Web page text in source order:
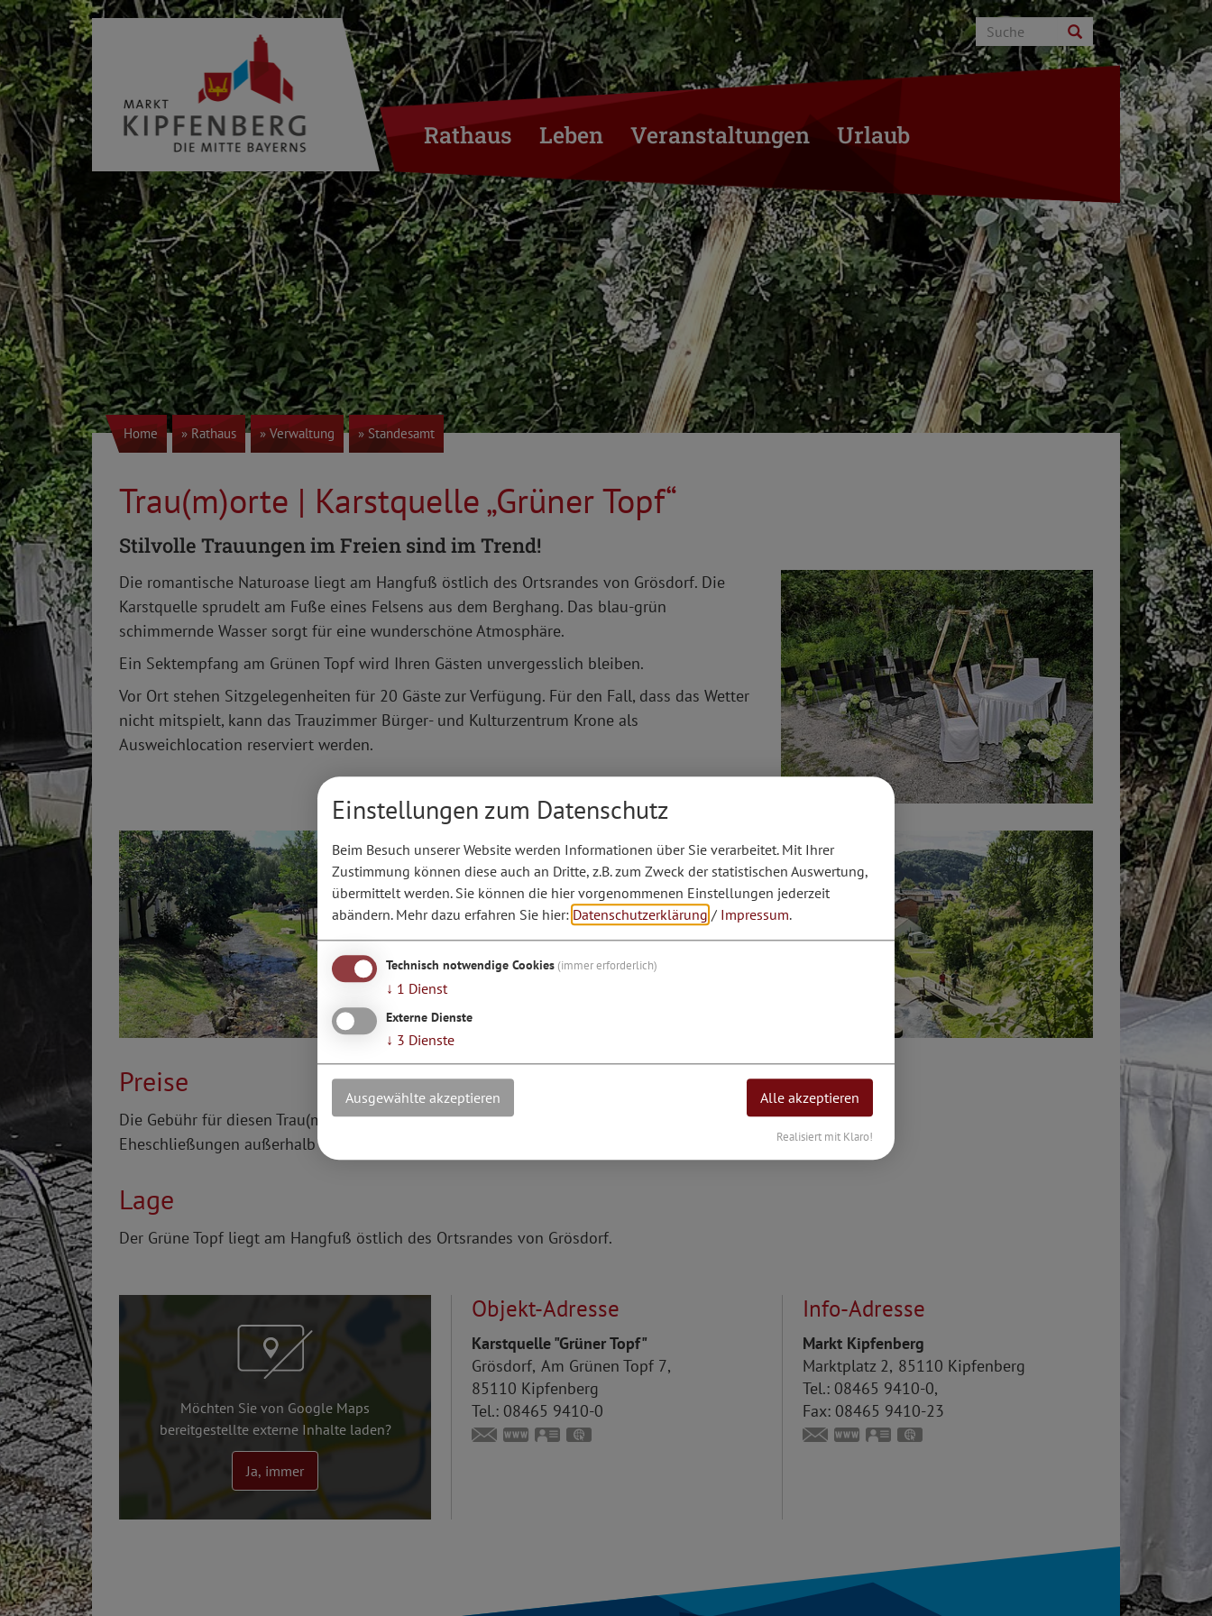
Rathaus Leben Veranstaltungen Urlaub
Home » Rathaus » Verwaltung » Standesamt
Trau(m)orte | Karstquelle „Grüner Topf“
Stilvolle Trauungen im Freien sind im Trend!
Die romantische Naturoase liegt am Hangfuß östlich des Ortsrandes von Grösdorf. Die
Karstquelle sprudelt am Fuße eines Felsens aus dem Berghang. Das blau-grün
schimmernde Wasser sorgt für eine wunderschöne Atmosphäre.
Ein Sektempfang am Grünen Topf wird Ihren Gästen unvergesslich bleiben.
Vor Ort stehen Sitzgelegenheiten für 20 Gäste zur Verfügung. Für den Fall, dass das Wetter
nicht mitspielt, kann das Trauzimmer Bürger- und Kulturzentrum Krone als
Ausweichlocation reserviert werden.
Preise
Die Gebühr für diesen Trau(m)ort beträgt EUR 150,00. Diese ist beim Markt Kipfenberg zu entrichten. Für
Eheschließungen außerhalb der allgemeinen Rathaus-Öffnungszeiten fallen zusätzlich EUR 70,00 an.
Lage
Der Grüne Topf liegt am Hangfuß östlich des Ortsrandes von Grösdorf.
Möchten Sie von Google Maps
bereitgestellte externe Inhalte laden?
Ja, immer
Objekt-Adresse
Karstquelle "Grüner Topf"
Grösdorf Am Grünen Topf 7
85110 Kipfenberg
Tel.: 08465 9410-0
poststelle@markt-kipfenberg.de
www.kipfenberg.de
vCard
Info-Adresse
Markt Kipfenberg
Marktplatz 2 85110 Kipfenberg
Tel.: 08465 9410-0
Fax: 08465 9410-23
www.kipfenberg.de
vCard
Einstellungen zum Datenschutz
Beim Besuch unserer Website werden Informationen über Sie verarbeitet. Mit Ihrer
Zustimmung können diese auch an Dritte, z.B. zum Zweck der statistischen Auswertung,
übermittelt werden. Sie können die hier vorgenommenen Einstellungen jederzeit
abändern. Mehr dazu erfahren Sie hier: Datenschutzerklärung / Impressum.
Technisch notwendige Cookies (immer erforderlich)
↓ 1 Dienst
Externe Dienste
↓ 3 Dienste
Ausgewählte akzeptieren Alle akzeptieren
Realisiert mit Klaro!